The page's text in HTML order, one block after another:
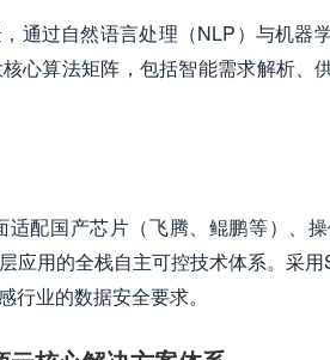
通过自然语言处理（NLP）与机器
心算法矩阵，包括智能需求解析、
配国产芯片（飞腾、鲲鹏等）、
应用的全栈自主可控技术体系。采
业的数据安全要求。